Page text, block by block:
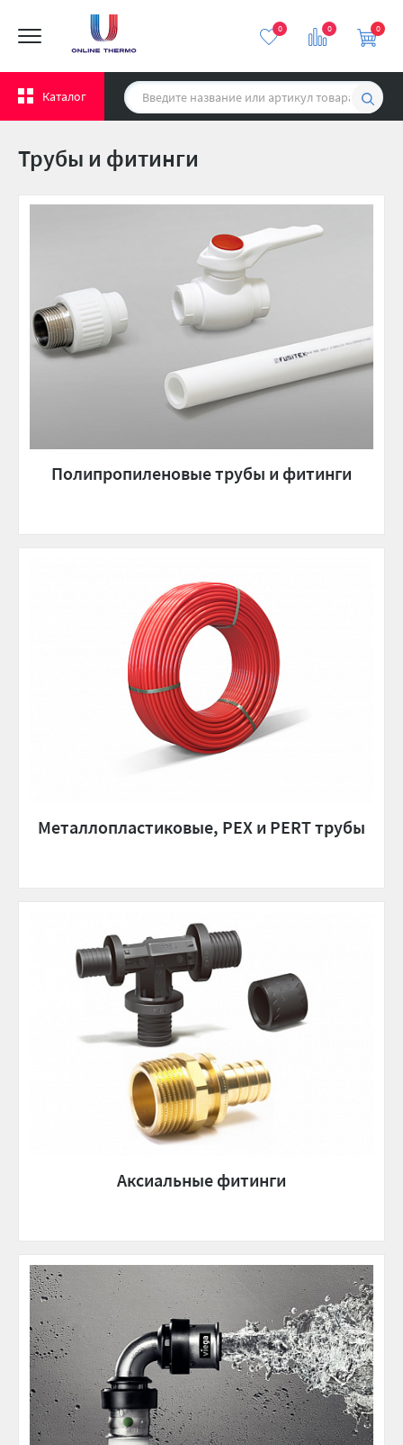
0 0
Каталог
0
Трубы и фитинги
Полипропиленовые трубы и фитинги
Металлопластиковые, PEX и PERT трубы
Аксиальные фитинги